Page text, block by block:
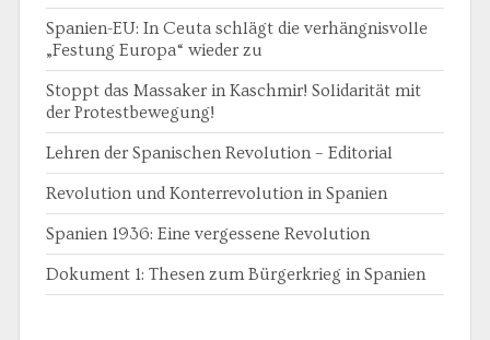
Spanien-EU: In Ceuta schlägt die verhängnisvolle
„Festung Europa“ wieder zu
Stoppt das Massaker in Kaschmir! Solidarität mit
der Protestbewegung!
Lehren der Spanischen Revolution – Editorial
Revolution und Konterrevolution in Spanien
Spanien 1936: Eine vergessene Revolution
Dokument 1: Thesen zum Bürgerkrieg in Spanien